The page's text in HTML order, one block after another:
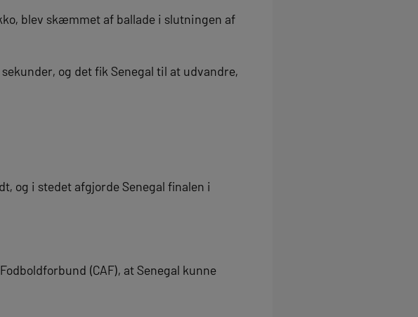
blev skæmmet af ballade i slutningen af
og det fik Senegal til at udvandre,
og i stedet afgjorde Senegal finalen i
(CAF), at Senegal kunne